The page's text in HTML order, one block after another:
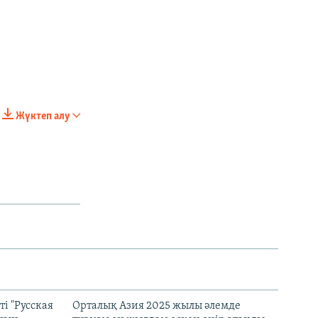
width px height px
Жүктеп алу
"Русская
Орталық Азия 2025 жылы әлемде